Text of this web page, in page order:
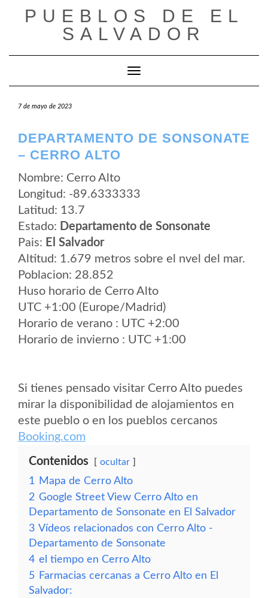
PUEBLOS DE EL
SALVADOR
Cambiar modo de navegación
7 de mayo de 2023
DEPARTAMENTO DE SONSONATE
– CERRO ALTO
Nombre: Cerro Alto
Longitud: -89.6333333
Latitud: 13.7
Estado: Departamento de Sonsonate
Pais: El Salvador
Altitud: 1.679 metros sobre el nvel del mar.
Poblacion: 28.852
Huso horario de Cerro Alto
UTC +1:00 (Europe/Madrid)
Horario de verano : UTC +2:00
Horario de invierno : UTC +1:00
Si tienes pensado visitar Cerro Alto puedes
mirar la disponibilidad de alojamientos en
este pueblo o en los pueblos cercanos
Booking.com
Contenidos ocultar
1
Mapa de Cerro Alto
2 Google Street View Cerro Alto en
Departamento de Sonsonate en El Salvador
3 Vídeos relacionados con Cerro Alto -
Departamento de Sonsonate
4 el tiempo en Cerro Alto
5 Farmacias cercanas a Cerro Alto en El
Salvador: